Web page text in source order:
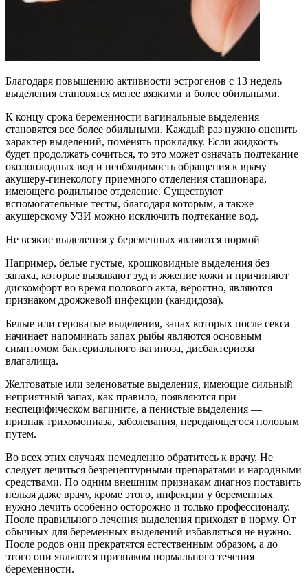
Благодаря повышению активности эстрогенов с 13 недель
выделения становятся менее вязкими и более обильными.
К концу срока беременности вагинальные выделения
становятся все более обильными. Каждый раз нужно оценить
характер выделений, поменять прокладку. Если жидкость
будет продолжать сочиться, то это может означать подтекание
околоплодных вод и необходимость обращения к врачу
акушеру-гинекологу приемного отделения стационара,
имеющего родильное отделение. Существуют
вспомогательные тесты, благодаря которым, а также
акушерскому УЗИ можно исключить подтекание вод.
Не всякие выделения у беременных являются нормой
Например, белые густые, крошковидные выделения без
запаха, которые вызывают зуд и жжение кожи и причиняют
дискомфорт во время полового акта, вероятно, являются
признаком дрожжевой инфекции (кандидоза).
Белые или сероватые выделения, запах которых после секса
начинает напоминать запах рыбы являются основным
симптомом бактериального вагиноза, дисбактериоза
влагалища.
Желтоватые или зеленоватые выделения, имеющие сильный
неприятный запах, как правило, появляются при
неспецифическом вагините, а пенистые выделения —
признак трихомониаза, заболевания, передающегося половым
путем.
Во всех этих случаях немедленно обратитесь к врачу. Не
следует лечиться безрецептурными препаратами и народными
средствами. По одним внешним признакам диагноз поставить
нельзя даже врачу, кроме этого, инфекции у беременных
нужно лечить особенно осторожно и только профессионалу.
После правильного лечения выделения приходят в норму. От
обычных для беременных выделений избавляться не нужно.
После родов они прекратятся естественным образом, а до
этого они являются признаком нормального течения
беременности.